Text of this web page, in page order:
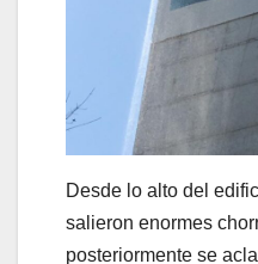
Desde lo alto del
salieron enormes
posteriormente se